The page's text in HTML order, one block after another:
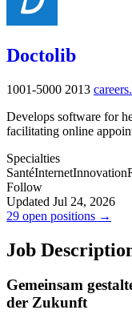
Doctolib
1001-5000 2013
Develops software for
facilitating online
Specialties
SantéInternetInnovation
Follow
Updated Jul 24, 2026
29 open positions →
Job
Gemeinsam
der Zukunft